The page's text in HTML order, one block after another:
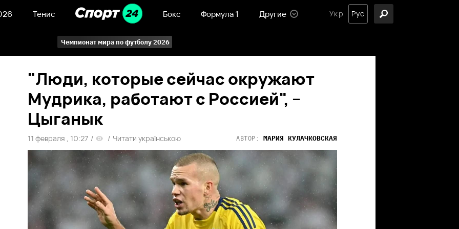
Тенис Бокс Формула 1 Другие Укр Рус
Чемпионат мира по футболу 2026
"Люди, которые сейчас окружают
Мудрика, работают с Россией", –
Цыганык
11 февраля , 10:27 / / Читати українською АВТОР: МАРИЯ КУЛАЧКОВСКАЯ